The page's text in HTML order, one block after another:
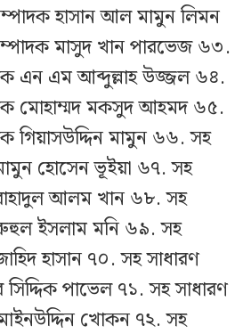
হাসান আল মামুন লিমন
মাসুদ খান পারভেজ ৬৩.
এন এম আব্দুল্লাহ উজ্জল ৬৪.
মোহাম্মদ মকসুদ আহমদ ৬৫.
গিয়াসউদ্দিন মামুন ৬৬. সহ
হোসেন ভূইয়া ৬৭. সহ
আলম খান ৬৮. সহ
ইসলাম মনি ৬৯. সহ
হাসান ৭০. সহ সাধারণ
পাভেল ৭১. সহ সাধারণ
খোকন ৭২. সহ